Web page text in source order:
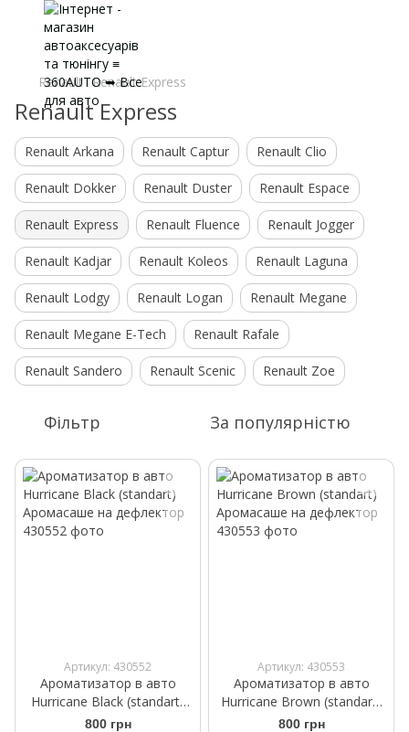
Renault Renault Express
Renault Express
Renault Arkana Renault Captur Renault Clio
Renault Dokker Renault Duster Renault Espace
Renault Express Renault Fluence Renault Jogger
Renault Kadjar Renault Koleos Renault Laguna
Renault Lodgy Renault Logan Renault Megane
Renault Megane E-Tech Renault Rafale
Renault Sandero Renault Scenic Renault Zoe
Фільтр За популярністю
Артикул: 430552
Ароматизатор в авто
Hurricane Black (standart)
Аромасаше на дефлектор
800 грн
Артикул: 430553
Ароматизатор в авто
Hurricane Brown (standart)
Аромасаше на дефлектор
800 грн